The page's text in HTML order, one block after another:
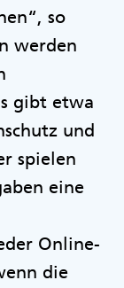
so
werden
gibt etwa
und
spielen
eine
Online-
die